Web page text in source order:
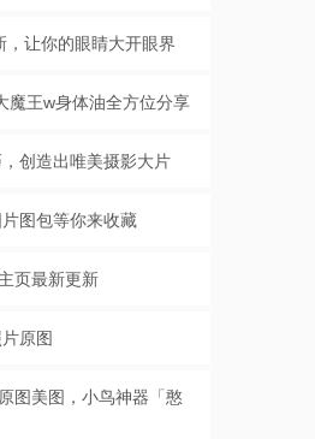
，让你的眼睛大开眼界
魔王w身体油全方位分享
创造出唯美摄影大片
图包等你来收藏
页最新更新
原图
图美图，小鸟神器「憨